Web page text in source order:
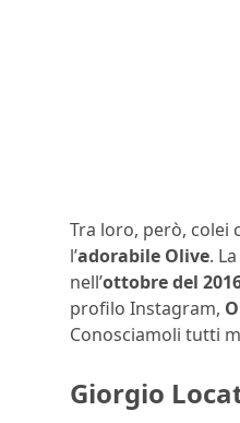
Tra loro, però, colei
l’adorabile Olive.
nell’ottobre del
profilo Instagram,
Conosciamoli tutti
Giorgio